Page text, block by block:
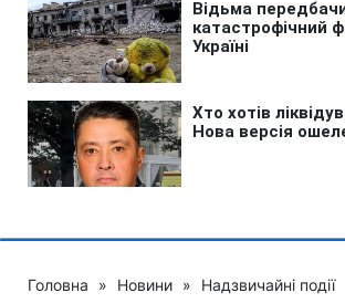
Головна » Новини » Надзвичайні події